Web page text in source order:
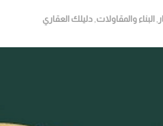
البناء والمقاولات دليلك العقاري